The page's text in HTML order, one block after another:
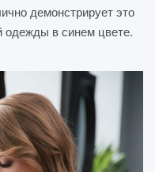
демонстрирует это
одежды в синем цвете.